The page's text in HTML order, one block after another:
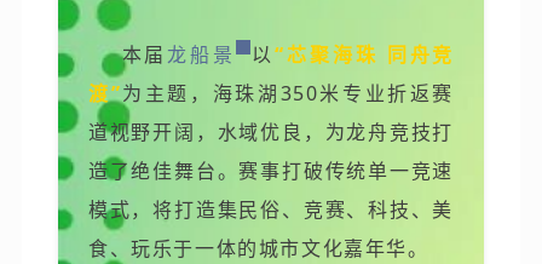
本届 龙船景 以“芯聚海珠 同舟竞
渡”为主题，海珠湖350米专业折返赛
道视野开阔，水域优良，为龙舟竞技打
造了绝佳舞台。赛事打破传统单一竞速
模式，将打造集民俗、竞赛、科技、美
食、玩乐于一体的城市文化嘉年华。